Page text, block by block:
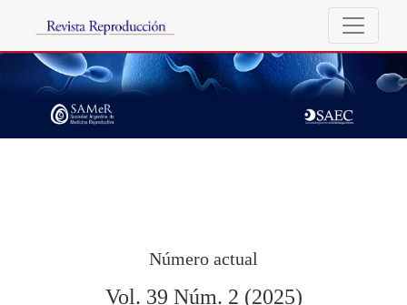
Número actual
Vol. 39 Núm. 2 (2025)